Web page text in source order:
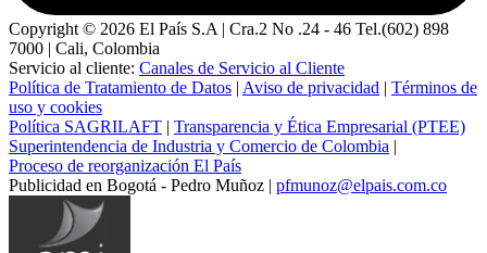
Copyright © 2026 El País S.A | Cra.2 No .24 - 46 Tel.(602) 898
7000 | Cali, Colombia
Servicio al cliente: Canales de Servicio al Cliente
Política de Tratamiento de Datos | Aviso de privacidad | Términos de
uso y cookies
Política SAGRILAFT | Transparencia y Ética Empresarial (PTEE)
Superintendencia de Industria y Comercio de Colombia |
Proceso de reorganización El País
Publicidad en Bogotá - Pedro Muñoz | pfmunoz@elpais.com.co